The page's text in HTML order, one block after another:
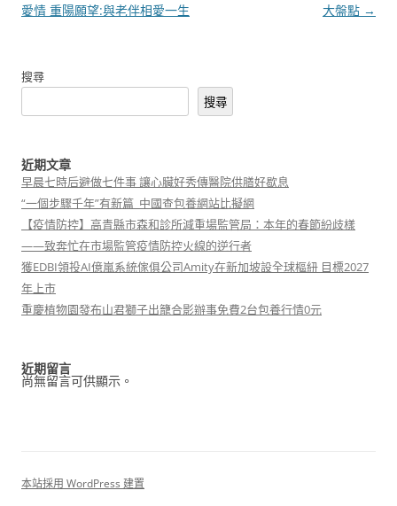
章
愛情 重陽願望:與老伴相愛一生
大盤點 →
搜尋
搜尋
近期文章
早晨七時后避做七件事 讓心臟好秀傳醫院供膳好歇息
“一個步驟千年”有新篇_中國查包養網站比擬網
【疫情防控】高青縣市森和診所減重場監管局：本年的春節紛歧樣
——致奔忙在市場監管疫情防控火線的逆行者
獲EDBI領投AI億嵐系統傢俱公司Amity在新加坡設全球樞紐 目標2027
年上市
重慶植物園發布山君獅子出籠合影辦事免費2台包養行情0元
近期留言
尚無留言可供顯示。
本站採用 WordPress 建置